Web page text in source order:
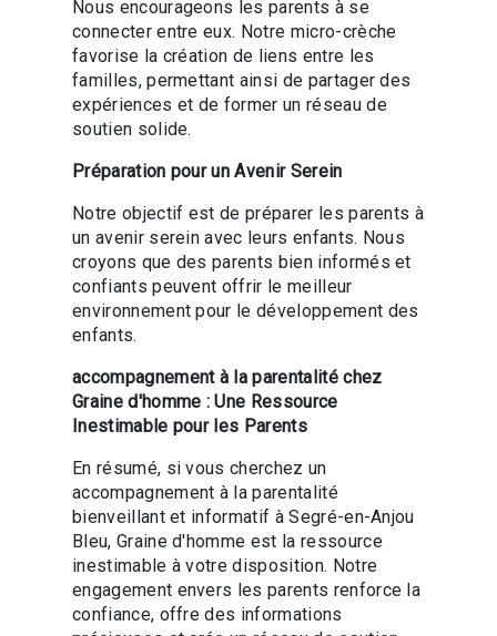
Nous encourageons les parents à se
connecter entre eux. Notre micro-crèche
favorise la création de liens entre les
familles, permettant ainsi de partager des
expériences et de former un réseau de
soutien solide.
Préparation pour un Avenir Serein
Notre objectif est de préparer les parents à
un avenir serein avec leurs enfants. Nous
croyons que des parents bien informés et
confiants peuvent offrir le meilleur
environnement pour le développement des
enfants.
accompagnement à la parentalité chez
Graine d'homme : Une Ressource
Inestimable pour les Parents
En résumé, si vous cherchez un
accompagnement à la parentalité
bienveillant et informatif à Segré-en-Anjou
Bleu, Graine d'homme est la ressource
inestimable à votre disposition. Notre
engagement envers les parents renforce la
confiance, offre des informations